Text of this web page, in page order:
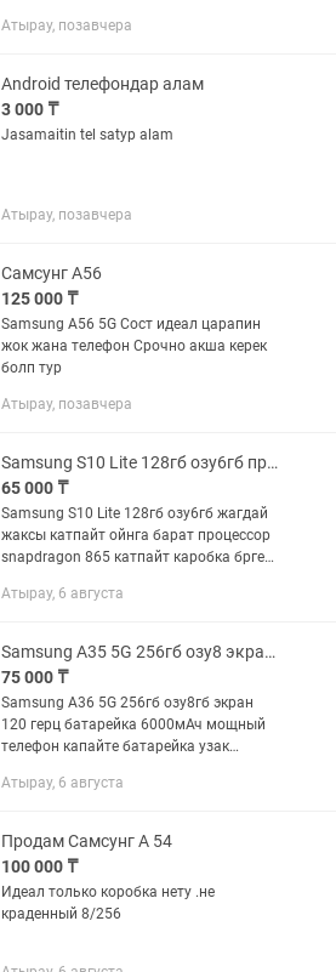
Атырау, позавчера
Android телефондар алам
3 000 ₸
Jasamaitin tel satyp alam
Атырау, позавчера
Самсунг А56
125 000 ₸
Samsung A56 5G Сост идеал царапин
жок жана телефон Срочно акша керек
болп тур
Атырау, позавчера
Samsung S10 Lite 128гб озу6гб процессор игравой snapdragon 865 ойнга жаксы
65 000 ₸
Samsung S10 Lite 128гб озу6гб жагдай
жаксы катпайт ойнга барат процессор
snapdragon 865 катпайт каробка брге
Атырау, 6 августа
Samsung A35 5G 256гб озу8 экран 120 герц мощный телефон батарейка 6000 мАя
75 000 ₸
Samsung A36 5G 256гб озу8гб экран
120 герц батарейка 6000мАч мощный
телефон капайте батарейка узак
авангарж жакта зарядка бар оригнал
Атырау, 6 августа
Продам Самсунг А 54
100 000 ₸
Идеал только коробка нету .не
краденный 8/256